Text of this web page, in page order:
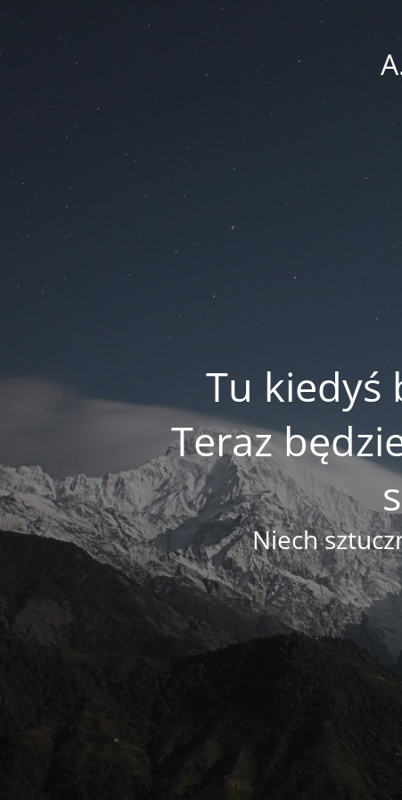
Tu kiedyś
Teraz
Niech